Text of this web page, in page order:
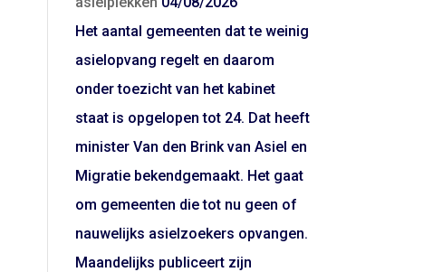
Het aantal gemeenten dat te weinig
asielopvang regelt en daarom
onder toezicht van het kabinet
staat is opgelopen tot 24. Dat heeft
minister Van den Brink van Asiel en
Migratie bekendgemaakt. Het gaat
om gemeenten die tot nu geen of
nauwelijks asielzoekers opvangen.
Maandelijks publiceert zijn